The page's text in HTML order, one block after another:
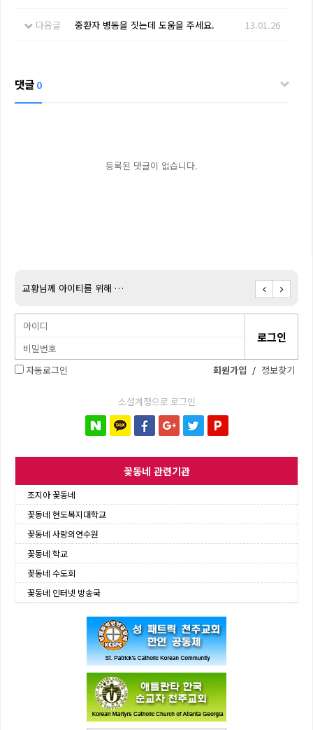
다음글 중환자 병동을 짓는데 도움을 주세요. 13.01.26
댓글 0
등록된 댓글이 없습니다.
교황님께 아이티를 위해 …
자동로그인 회원가입 / 정보찾기
소셜계정으로 로그인
꽃동네 관련기관
조지아 꽃동네
꽃동네 현도복지대학교
꽃동네 사랑의연수원
꽃동네 학교
꽃동네 수도회
꽃동네 인터넷 방송국